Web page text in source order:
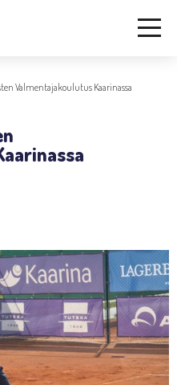
Valmentajakoulutus Kaarinassa